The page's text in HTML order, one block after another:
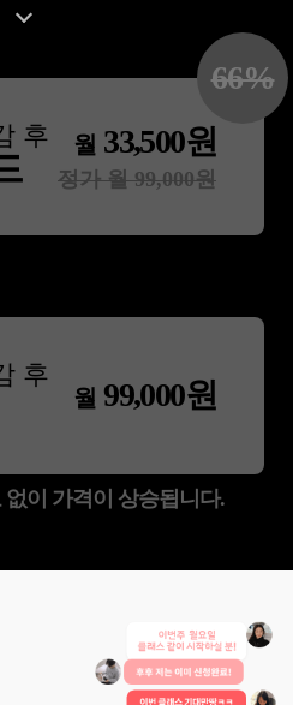
후 월 33,500원
정가 월99,000원
66%
후
월 99,000원
이 가격이 상승됩니다.